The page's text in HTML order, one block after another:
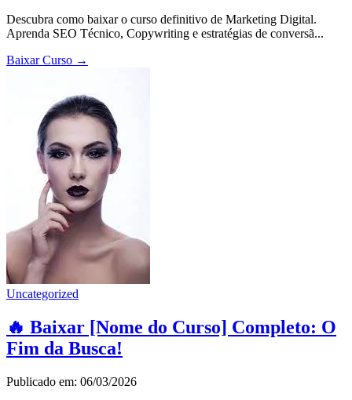
Descubra como baixar o curso definitivo de Marketing Digital.
Aprenda SEO Técnico, Copywriting e estratégias de conversã...
Baixar Curso →
Uncategorized
🔥 Baixar [Nome do Curso] Completo: O
Fim da Busca!
Publicado em: 06/03/2026